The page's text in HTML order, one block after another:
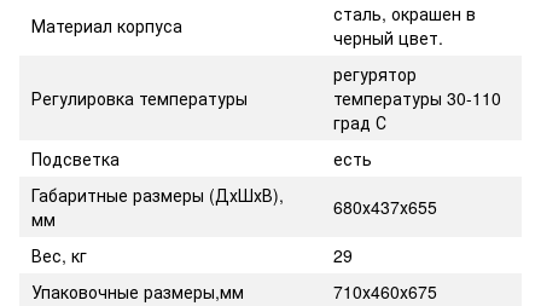
Материал корпуса
сталь, окрашен в
черный цвет.
Регулировка температуры
регурятор
температуры 30-110
град С
Подсветка
есть
Габаритные размеры (ДхШхВ),
мм
680х437х655
Вес, кг
29
Упаковочные размеры,мм
710х460х675